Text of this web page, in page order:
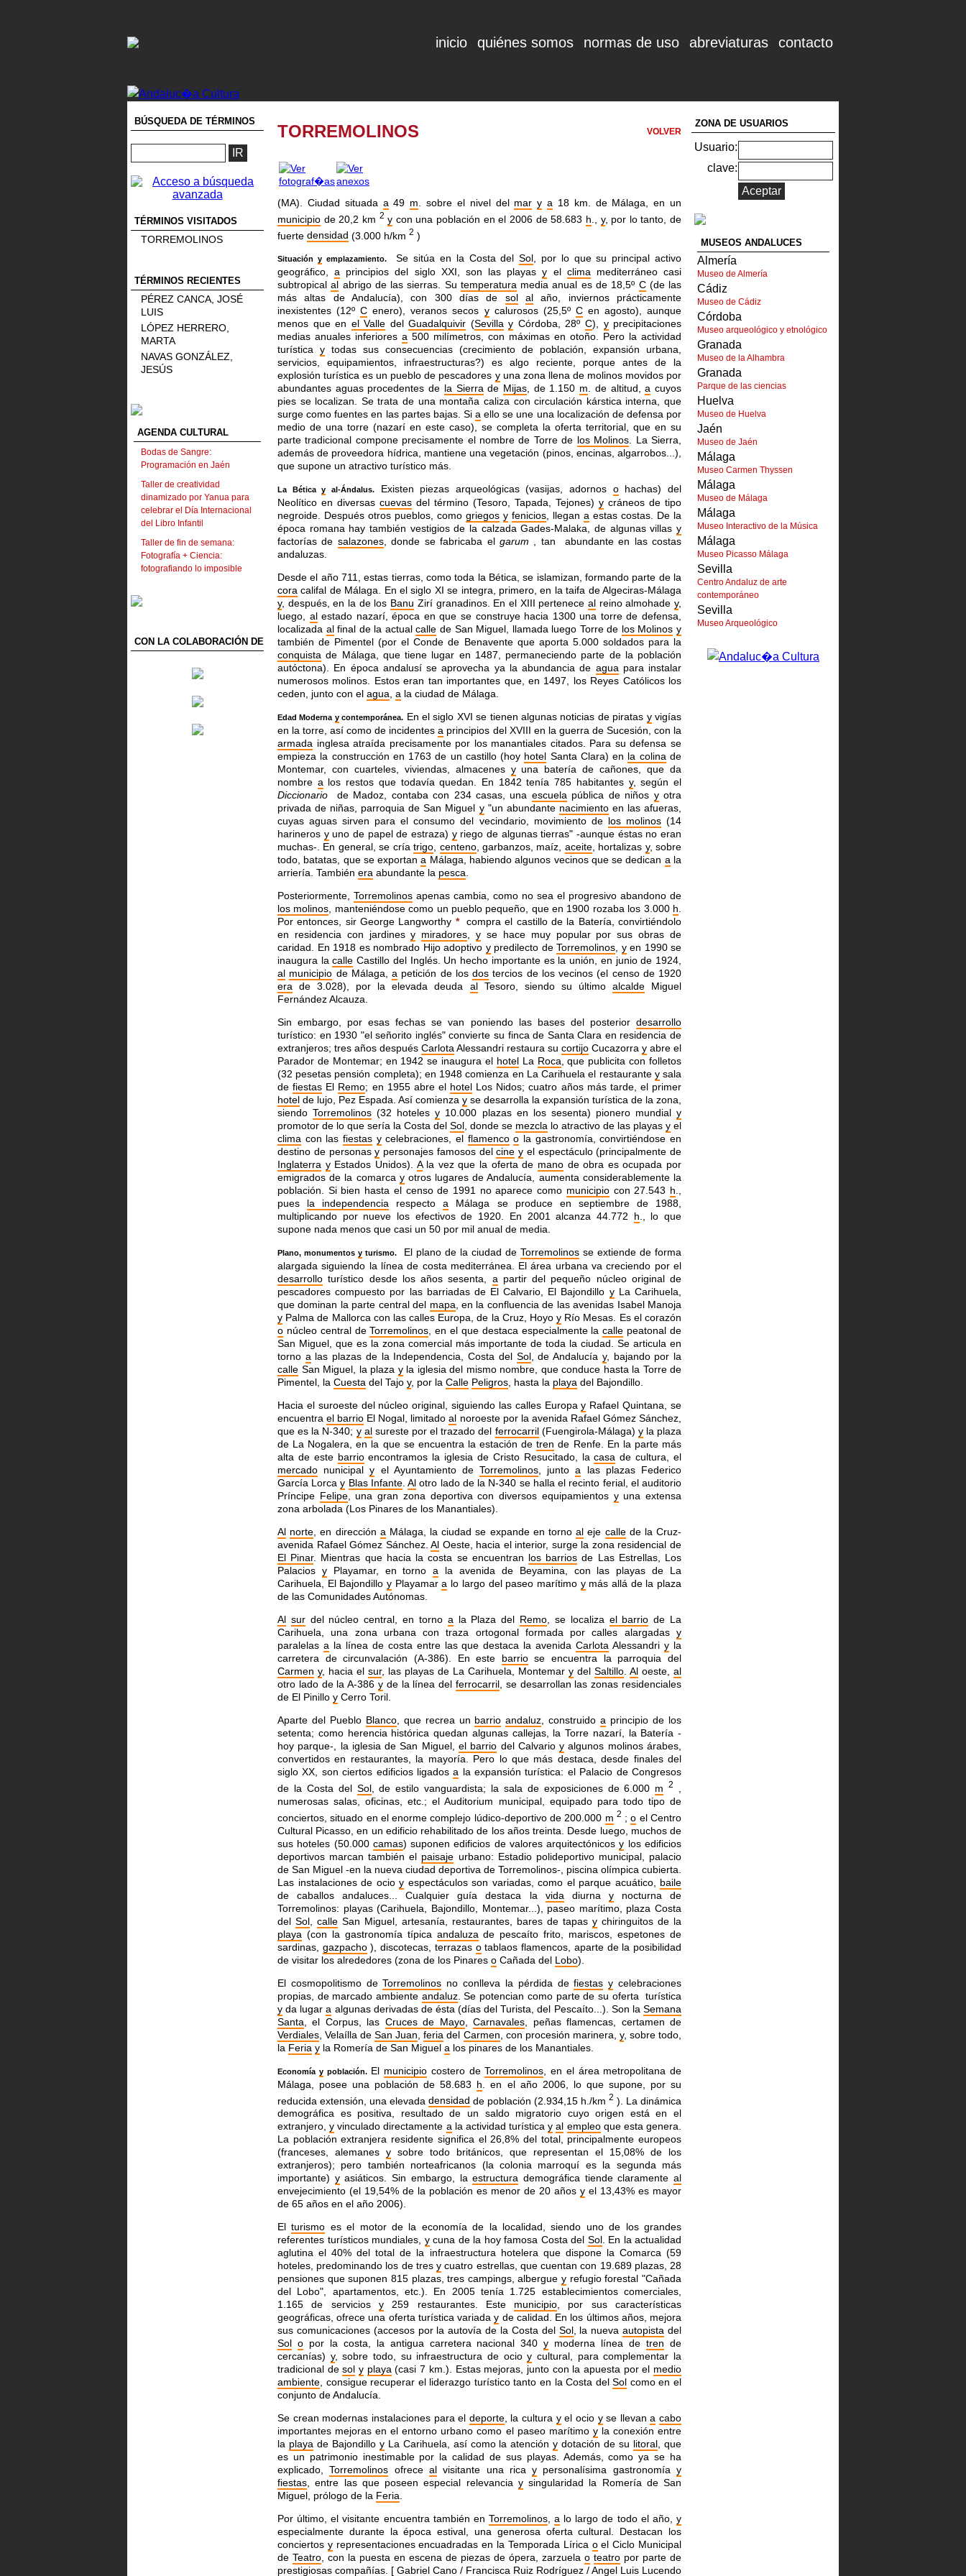
inicio quiénes somos normas de uso abreviaturas contacto
BÚSQUEDA DE TÉRMINOS
TÉRMINOS VISITADOS
TORREMOLINOS
TÉRMINOS RECIENTES
PÉREZ CANCA, JOSÉ
LUIS
LÓPEZ HERRERO,
MARTA
NAVAS GONZÁLEZ,
JESÚS
AGENDA CULTURAL
Bodas de Sangre:
Programación en Jaén
Taller de creatividad
dinamizado por Yanua para
celebrar el Día Internacional
del Libro Infantil
Taller de fin de semana:
Fotografía + Ciencia:
fotografiando lo imposible
CON LA COLABORACIÓN DE
TORREMOLINOS VOLVER
(MA). Ciudad situada a 49 m . sobre el nivel del mar y a 18 km. de Málaga, en un
municipio de 20,2 km 2 y con una población en el 2006 de 58.683 h y, por lo tanto, de
fuerte densidad (3.000 h/km 2 )
Situación yemplazamiento.Se sitúa en la Costa delSol, por lo que su principal activo
geográfico,a principios del siglo XXI, son las playasy el climamediterráneo casi
subtropicalal abrigo de las sierras. Su temperaturamedia anual es de 18,5º C(de las
más altas de Andalucía), con 300 días de sol al año, inviernos prácticamente
inexistentes (12ºC enero), veranos secos ycalurosos (25,5º Cen agosto), aunque
menos que en el Valle delGuadalquivir (Sevilla y Córdoba, 28º C), yprecipitaciones
medias anuales inferiores a 500 milímetros, con máximas en otoño. Pero la actividad
turística y todas sus consecuencias (crecimiento de población, expansión urbana,
servicios, equipamientos, infraestructuras?) es algo reciente, porque antes de la
explosión turística es un pueblo de pescadores yuna zona llena de molinos movidos por
abundantes aguas procedentes de la Sierrade Mijas, de 1.150 m. de altitud,a cuyos
pies se localizan. Se trata de una montaña caliza con circulación kárstica interna, que
surge como fuentes en las partes bajas. Si a ello se une una localización de defensa por
medio de una torre (nazarí en este caso), se completa la oferta territorial, que en su
parte tradicional compone precisamente el nombre de Torre de los Molinos. La Sierra,
además de proveedora hídrica, mantiene una vegetación (pinos, encinas, algarrobos...),
que supone un atractivo turístico más.
La Béticay al-Ándalus.Existen piezas arqueológicas (vasijas, adornos ohachas) del
Neolítico en diversas cuevas del término (Tesoro, Tapada, Tejones) y cráneos de tipo
negroide. Después otros pueblos, como griegos y fenicios, llegan a estas costas. De la
época romana hay también vestigios de la calzada Gades-Malaka, de algunas villas y
factorías de salazones, donde se fabricaba elgarum , tan abundante en las costas
andaluzas.
Desde el año 711, estas tierras, como toda la Bética, se islamizan, formando parte de la
cora califal de Málaga. En el siglo XI se integra, primero, en la taifa de Algeciras-Málaga
y, después, en la de los Banu Zirí granadinos. En el XIII pertenece alreino almohade y,
luego, alestado nazarí, época en que se construye hacia 1300 una torre de defensa,
localizada alfinal de la actualcalle de San Miguel, llamada luego Torre de los Molinos y
también de Pimentel (por el Conde de Benavente que aporta 5.000 soldados para la
conquista de Málaga, que tiene lugar en 1487, permaneciendo parte de la población
autóctona). En época andalusí se aprovecha ya la abundancia de aguapara instalar
numerosos molinos. Estos eran tan importantes que, en 1497, los Reyes Católicos los
ceden, junto con el agua, a la ciudad de Málaga.
Edad Moderna ycontemporánea. En el siglo XVI se tienen algunas noticias de piratas yvigías
en la torre, así como de incidentesa principios del XVIII en la guerra de Sucesión, con la
armada inglesa atraída precisamente por los manantiales citados. Para su defensa se
empieza la construcción en 1763 de un castillo (hoy hotel Santa Clara) en la colinade
Montemar, con cuarteles, viviendas, almacenes yuna batería de cañones, que da
nombre alos restos que todavía quedan. En 1842 tenía 785 habitantes y, según el
Diccionario de Madoz, contaba con 234 casas, una escuelapública de niños yotra
privada de niñas, parroquia de San Miguel y"un abundante nacimientoen las afueras,
cuyas aguas sirven para el consumo del vecindario, movimiento de los molinos(14
harineros yuno de papel de estraza) yriego de algunas tierras" -aunque éstas no eran
muchas-. En general, se críatrigo, centeno, garbanzos, maíz, aceite, hortalizas y, sobre
todo, batatas, que se exportana Málaga, habiendo algunos vecinos que se dedican ala
arriería. También era abundante la pesca.
Posteriormente, Torremolinos apenas cambia, como no sea el progresivo abandono de
los molinos, manteniéndose como un pueblo pequeño, que en 1900 rozaba los 3.000 h.
Por entonces, sir George Langworthy *compra el castillo de la Batería, convirtiéndolo
en residencia con jardinesy miradores,y se hace muy popular por sus obras de
caridad. En 1918 es nombrado Hijo adoptivo ypredilecto de Torremolinos, yen 1990 se
inaugura lacalle Castillo del Inglés. Un hecho importante es la unión, en junio de 1924,
al municipio de Málaga, a petición de los dos tercios de los vecinos (el censo de 1920
era de 3.028), por la elevada deuda alTesoro, siendo su último alcaldeMiguel
Fernández Alcauza.
Sin embargo, por esas fechas se van poniendo las bases del posterior desarrollo
turístico: en 1930 "el señorito inglés" convierte su finca de Santa Clara en residencia de
extranjeros; tres años después CarlotaAlessandri restaura su cortijo Cucazorra y abre el
Parador de Montemar; en 1942 se inaugura el hotelLa Roca, que publicita con folletos
(32 pesetas pensión completa); en 1948 comienza en La Carihuela el restaurante ysala
defiestas El Remo; en 1955 abre el hotel Los Nidos; cuatro años más tarde, el primer
hotel de lujo, Pez Espada. Así comienza y se desarrolla la expansión turística de la zona,
siendoTorremolinos (32 hotelesy 10.000 plazas en los sesenta) pionero mundialy
promotor de lo que sería la Costa del Sol, donde se mezcla lo atractivo de las playas y el
clima con las fiestas ycelebraciones, el flamenco o la gastronomía, convirtiéndose en
destino de personasy personajes famosos delcine y el espectáculo (principalmente de
Inglaterra yEstados Unidos). Ala vez que la oferta de manode obra es ocupada por
emigrados de la comarca yotros lugares de Andalucía, aumenta considerablemente la
población. Si bien hasta el censo de 1991 no aparece como municipiocon 27.543 h.,
pues la independencia respectoa Málaga se produce en septiembre de 1988,
multiplicando por nueve los efectivos de 1920. En 2001 alcanza 44.772 h., lo que
supone nada menos que casi un 50 por mil anual de media.
Plano, monumentos y turismo. El plano de la ciudad de Torremolinos se extiende de forma
alargada siguiendo la línea de costa mediterránea. El área urbana va creciendo por el
desarrollo turístico desde los años sesenta, apartir del pequeño núcleo original de
pescadores compuesto por las barriadas de El Calvario, El Bajondillo yLa Carihuela,
que dominan la parte central del mapa, en la confluencia de las avenidas Isabel Manoja
y Palma de Mallorca con las calles Europa, de la Cruz, Hoyoy Río Mesas. Es el corazón
o núcleo central deTorremolinos, en el que destaca especialmente lacalle peatonal de
San Miguel, que es la zona comercial más importante de toda la ciudad. Se articula en
torno alas plazas de la Independencia, Costa del Sol, de Andalucía y, bajando por la
calle San Miguel, la plaza yla iglesia del mismo nombre, que conduce hasta la Torre de
Pimentel, la Cuesta del Tajo y, por la Calle Peligros, hasta la playa del Bajondillo.
Hacia el suroeste del núcleo original, siguiendo las calles Europay Rafael Quintana, se
encuentrael barrio El Nogal, limitadoal noroeste por la avenida Rafael Gómez Sánchez,
que es la N-340; y alsureste por el trazado del ferrocarril(Fuengirola-Málaga) yla plaza
de La Nogalera, en la que se encuentra la estación detren de Renfe. En la parte más
alta de este barrioencontramos la iglesia de Cristo Resucitado, lacasa de cultura, el
mercado nunicipaly el Ayuntamiento deTorremolinos, juntoa las plazas Federico
García Lorcay Blas Infante.Al otro lado de la N-340 se halla el recinto ferial, el auditorio
Príncipe Felipe, una gran zona deportiva con diversos equipamientos yuna extensa
zona arbolada (Los Pinares de los Manantiales).
Al norte, en dirección aMálaga, la ciudad se expande en tornoal eje callede la Cruz-
avenida Rafael Gómez Sánchez.Al Oeste, hacia el interior, surge la zona residencial de
El Pinar. Mientras que hacia la costa se encuentran los barrios de Las Estrellas, Los
Palacios yPlayamar, en tornoa la avenida de Beyamina, con las playas de La
Carihuela, El Bajondilloy Playamara lo largo del paseo marítimo ymás allá de la plaza
de las Comunidades Autónomas.
Al surdel núcleo central, en torno ala Plaza del Remo, se localiza el barrio de La
Carihuela, una zona urbana con traza ortogonal formada por calles alargadas y
paralelas ala línea de costa entre las que destaca la avenidaCarlota Alessandriy la
carretera de circunvalación (A-386). En este barriose encuentra la parroquia del
Carmen y, hacia el sur, las playas de La Carihuela, Montemar y del Saltillo. Al oeste, al
otro lado de la A-386 y de la línea del ferrocarril, se desarrollan las zonas residenciales
de El Pinillo y Cerro Toril.
Aparte del Pueblo Blanco, que recrea un barrio andaluz, construidoa principio de los
setenta; como herencia histórica quedan algunas callejas, la Torre nazarí, la Batería -
hoy parque-, la iglesia de San Miguel, el barrio del Calvarioy algunos molinos árabes,
convertidos en restaurantes, la mayoría. Pero lo que más destaca, desde finales del
siglo XX, son ciertos edificios ligadosa la expansión turística: el Palacio de Congresos
de la Costa del Sol, de estilo vanguardista; la sala de exposiciones de 6.000 m 2
numerosas salas, oficinas, etc.; el Auditorium municipal, equipado para todo tipo de
conciertos, situado en el enorme complejo lúdico-deportivo de 200.000 m 2 ;o el Centro
Cultural Picasso, en un edificio rehabilitado de los años treinta. Desde luego, muchos de
sus hoteles (50.000 camas) suponen edificios de valores arquitectónicosy los edificios
deportivos marcan también el paisaje urbano: Estadio polideportivo municipal, palacio
de San Miguel -en la nueva ciudad deportiva de Torremolinos-, piscina olímpica cubierta.
Las instalaciones de ocio y espectáculos son variadas, como el parque acuático, baile
de caballos andaluces... Cualquier guía destaca la vida diurna ynocturna de
Torremolinos: playas (Carihuela, Bajondillo, Montemar...), paseo marítimo, plaza Costa
del Sol calle San Miguel, artesanía, restaurantes, bares de tapas y chiringuitos de la
playa (con la gastronomía típica andaluza de pescaíto frito, mariscos, espetones de
sardinas, gazpacho), discotecas, terrazas otablaos flamencos, aparte de la posibilidad
de visitar los alrededores (zona de los Pinares o Cañada del Lobo).
El cosmopolitismo deTorremolinos no conlleva la pérdida defiestas y celebraciones
propias, de marcado ambiente andaluz. Se potencian como parte de su oferta turística
y da lugara algunas derivadas de ésta (días del Turista, del Pescaíto...). Son laSemana
Santa , el Corpus, las Cruces de Mayo,Carnavales , peñas flamencas, certamen de
Verdiales , Velaílla deSan Juan ,feria del Carmen , con procesión marinera, y, sobre todo,
la Feria y la Romería de San Miguel a los pinares de los Manantiales.
Economía ypoblación.El municipio costero deTorremolinos , en el área metropolitana de
Málaga, posee una población de 58.683 h . en el año 2006, lo que supone, por su
reducida extensión, una elevada densidad de población (2.934,15 h./km 2 ). La dinámica
demográfica es positiva, resultado de un saldo migratorio cuyo origen está en el
extranjero,y vinculado directamente ala actividad turísticay al empleoque esta genera.
La población extranjera residente significa el 26,8% del total, principalmente europeos
(franceses, alemanes y sobre todo británicos, que representan el 15,08% de los
extranjeros); pero también norteafricanos (la colonia marroquí es la segunda más
importante) yasiáticos. Sin embargo, laestructura demográfica tiende claramenteal
envejecimiento (el 19,54% de la población es menor de 20 años y el 13,43% es mayor
de 65 años en el año 2006).
Elturismo es el motor de la economía de la localidad, siendo uno de los grandes
referentes turísticos mundiales, ycuna de la hoy famosa Costa del Sol. En la actualidad
aglutina el 40% del total de la infraestructura hotelera que dispone la Comarca (59
hoteles, predominando los de tresy cuatro estrellas, que cuentan con 19.689 plazas, 28
pensiones que suponen 815 plazas, tres campings, alberguey refugio forestal "Cañada
del Lobo", apartamentos, etc.). En 2005 tenía 1.725 establecimientos comerciales,
1.165 de servicios y259 restaurantes. Este municipio, por sus características
geográficas, ofrece una oferta turística variaday de calidad. En los últimos años, mejora
sus comunicaciones (accesos por la autovía de la Costa del Sol, la nuevaautopista del
Sol opor la costa, la antigua carretera nacional 340y moderna línea detren de
cercanías) y, sobre todo, su infraestructura de ocioy cultural, para complementar la
tradicional desol y playa(casi 7 km.). Estas mejoras, junto con la apuesta por el medio
ambiente, consigue recuperar el liderazgo turístico tanto en la Costa delSol como en el
conjunto de Andalucía.
Se crean modernas instalaciones para el deporte, la cultura yel ocio yse llevana cabo
importantes mejoras en el entorno urbano como el paseo marítimo yla conexión entre
la playade Bajondillo yLa Carihuela, así como la atencióny dotación de su litoral, que
es un patrimonio inestimable por la calidad de sus playas. Además, como ya se ha
explicado,Torremolinos ofrece alvisitante una ricay personalísima gastronomíay
fiestas, entre las que poseen especial relevancia ysingularidad la Romería de San
Miguel, prólogo de la Feria.
Por último, el visitante encuentra también en Torremolinos,a lo largo de todo el año,y
especialmente durante la época estival, una generosa oferta cultural. Destacan los
conciertos yrepresentaciones encuadradas en la Temporada Lírica oel Ciclo Municipal
de Teatro, con la puesta en escena de piezas de ópera, zarzuela o teatro por parte de
prestigiosas compañías. [ Gabriel Cano / Francisca Ruiz Rodríguez / Angel Luis Lucendo
ZONA DE USUARIOS
Usuario:
clave:
MUSEOS ANDALUCES
Almería
Museo de Almería
Cádiz
Museo de Cádiz
Córdoba
Museo arqueológico y etnológico
Granada
Museo de la Alhambra
Granada
Parque de las ciencias
Huelva
Museo de Huelva
Jaén
Museo de Jaén
Málaga
Museo Carmen Thyssen
Málaga
Museo de Málaga
Málaga
Museo Interactivo de la Música
Málaga
Museo Picasso Málaga
Sevilla
Centro Andaluz de arte
contemporáneo
Sevilla
Museo Arqueológico